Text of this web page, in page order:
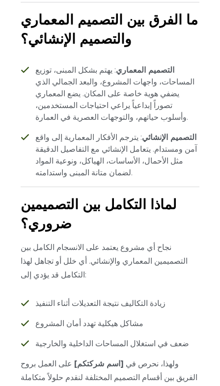
ما الفرق بين التصميم المعماري
والتصميم الإنشائي؟
التصميم المعماري: يهتم بشكل المبنى، توزيع
المساحات، واجهات المشروع، والبعد الجمالي الذي
يضفي هوية خاصة على المكان. يضع المعماري
تصوراً إبداعياً يراعي احتياجات المستخدمين،
وأسلوب حياتهم، والتوجهات العصرية في العمارة.
التصميم الإنشائي: يترجم الأفكار المعمارية إلى واقع
آمن ومستدام. يتعامل الإنشائي مع التفاصيل الدقيقة
مثل الأحمال، الأساسات، الهياكل، ونوعية المواد
لضمان متانة المبنى واستدامته.
لماذا التكامل بين التصميمين
ضروري؟
نجاح أي مشروع يعتمد على الانسجام الكامل بين
التصميمين المعماري والإنشائي. أي خلل أو تجاهل لهذا
التكامل قد يؤدي إلى:
زيادة التكاليف نتيجة التعديلات أثناء التنفيذ
مشاكل هيكلية تهدد أمان المشروع
ضعف في استغلال المساحات الداخلية والخارجية
ولهذا، نحرص في [اسم شركتكم] على العمل بروح
الفريق بين أقسام التصميم المختلفة لنقدم حلولاً متكاملة